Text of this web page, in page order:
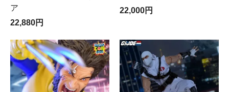
ア
22,880円
22,000円